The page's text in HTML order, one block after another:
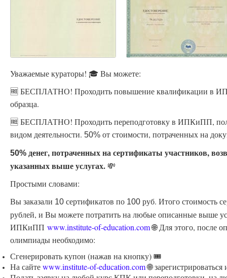
Уважаемые кураторы! 🎓 Вы можете:
🆓 БЕСПЛАТНО! Проходить повышение квалификации в
образца.
🆓 БЕСПЛАТНО! Проходить переподготовку в ИПКиПП,
видом деятельности. 50% от стоимости, потраченных на
50% денег, потраченных на сертификаты участников,
указанных выше услугах. 💸
Простыми словами:
Вы заказали 10 сертификатов по 100 руб. Итого стоимость
рублей, и Вы можете потратить на любые описанные выше
ИПКиПП www.institute-of-education.com🌐 Для этого, после
олимпиады необходимо:
Сгенерировать купон (нажав на кнопку) 🎟️
На сайтеwww.institute-of-education.com🌐